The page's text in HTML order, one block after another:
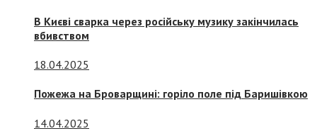
В Києві сварка через російську музику закінчилась
вбивством
18.04.2025
Пожежа на Броварщині: горіло поле під Баришівкою
14.04.2025